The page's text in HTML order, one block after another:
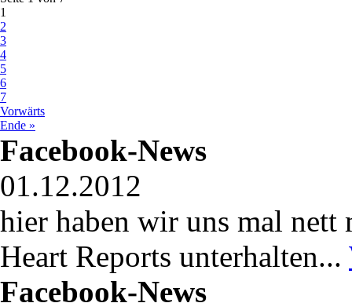
1
2
3
4
5
6
7
Vorwärts
Ende »
Facebook-News
01.12.2012
hier haben wir uns mal
Heart Reports unterhalten...
Facebook-News